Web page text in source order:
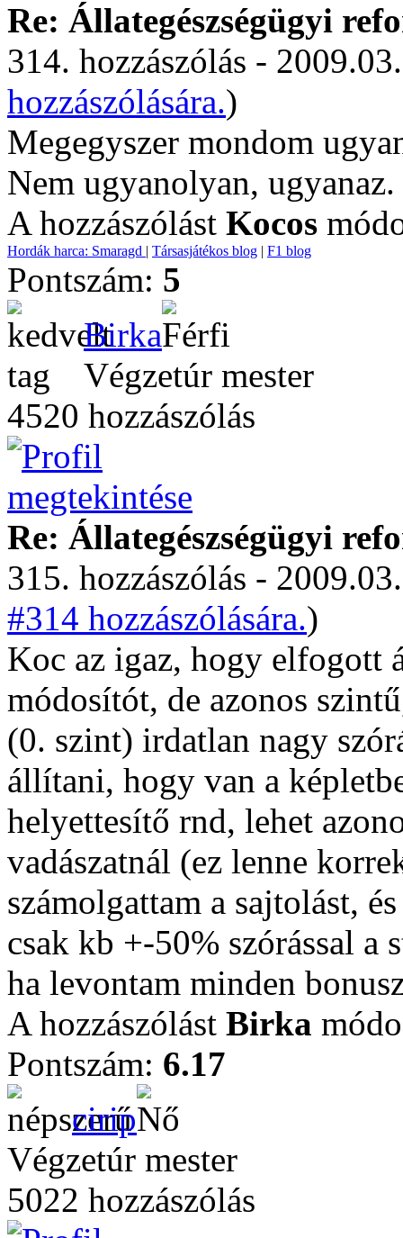
Re: Állategészségügyi
314. hozzászólás -
hozzászólására.)
Megegyszer mondom
Nem ugyanolyan, ugyanaz.
A hozzászólást Kocos
Hordák harca: Smaragd | Társasjátékos blog | F1 blog
Pontszám: 5
Birka
Végzetúr mester
4520 hozzászólás
Re: Állategészségügyi
315. hozzászólás -
#314 hozzászólására.)
Koc az igaz, hogy elfogott
módosítót, de azonos
(0. szint) irdatlan nagy
állítani, hogy van a
helyettesítő rnd, lehet
vadászatnál (ez lenne
számolgattam a sajtolást,
csak kb +-50% szórással a
ha levontam minden
A hozzászólást Birka
Pontszám: 6.17
cirip
Végzetúr mester
5022 hozzászólás